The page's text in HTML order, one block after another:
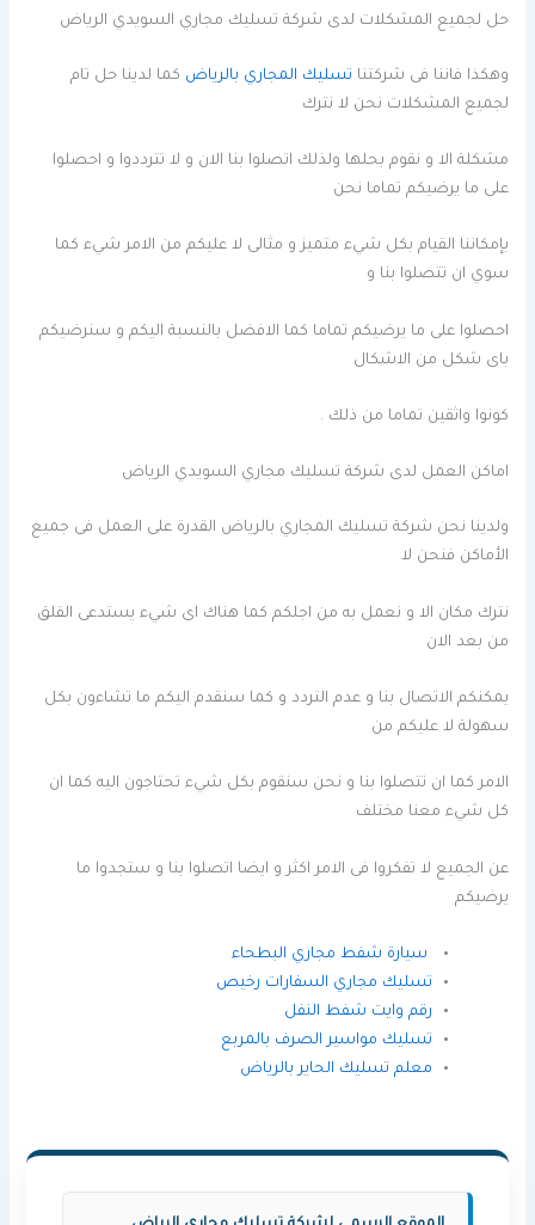
حل لجميع المشكلات لدى شركة تسليك مجاري السويدي الرياض
وهكذا فاننا فى شركتنا تسليك المجاري بالرياض كما لدينا حل تام
لجميع المشكلات نحن لا نترك
مشكلة الا و نقوم بحلها ولذلك اتصلوا بنا الان و لا تترددوا و احصلوا
على ما يرضيكم تماما نحن
بإمكاننا القيام بكل شيء متميز و مثالى لا عليكم من الامر شيء كما
سوي ان تتصلوا بنا و
احصلوا على ما يرضيكم تماما كما الافضل بالنسبة اليكم و سنرضيكم
باى شكل من الاشكال
كونوا واثقين تماما من ذلك .
اماكن العمل لدى شركة تسليك مجاري السويدي الرياض
ولدينا نحن شركة تسليك المجاري بالرياض القدرة على العمل فى جميع
الأماكن فنحن لا
نترك مكان الا و نعمل به من اجلكم كما هناك اى شيء يستدعى القلق
من بعد الان
يمكنكم الاتصال بنا و عدم التردد و كما سنقدم اليكم ما تشاءون بكل
سهولة لا عليكم من
الامر كما ان تتصلوا بنا و نحن سنقوم بكل شيء تحتاجون اليه كما ان
كل شيء معنا مختلف
عن الجميع لا تفكروا فى الامر اكثر و ايضا اتصلوا بنا و ستجدوا ما
يرضيكم
سيارة شفط مجاري البطحاء
تسليك مجاري السفارات رخيص
رقم وايت شفط النفل
تسليك مواسير الصرف بالمربع
معلم تسليك الحاير بالرياض